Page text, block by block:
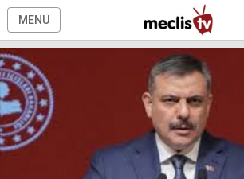
MENÜ